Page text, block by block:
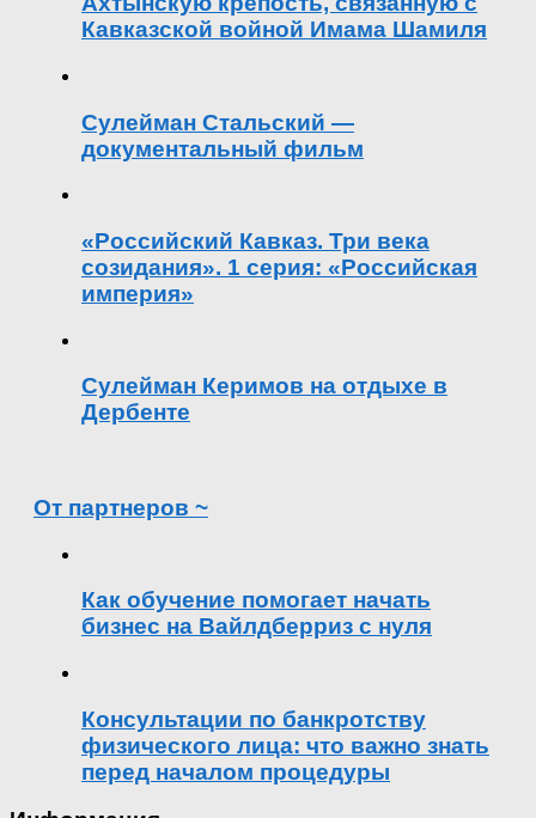
Кавказской войной Имама Шамиля
Сулейман Стальский —
документальный фильм
«Российский Кавказ. Три века
созидания». 1 серия: «Российская
империя»
Сулейман Керимов на отдыхе в
Дербенте
От партнеров ~
Как обучение помогает начать
бизнес на Вайлдберриз с нуля
Консультации по банкротству
физического лица: что важно знать
перед началом процедуры